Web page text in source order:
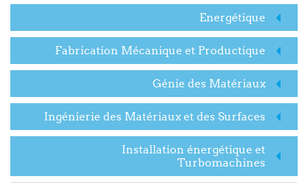
Energétique
Fabrication Mécanique et Productique
Génie des Matériaux
Ingénierie des Matériaux et des Surfaces
Installation énergétique et
Turbomachines